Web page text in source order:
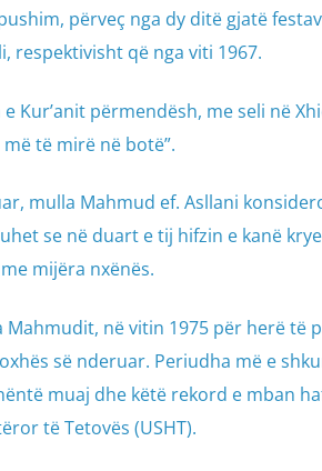
përveç nga dy ditë gjatë
respektivisht që nga viti 1967.
Kur’anit përmendësh, me seli në
të mirë në botë”.
mulla Mahmud ef. Asllani
se në duart e tij hifzin e kanë
mijëra nxënës.
në vitin 1975 për herë të
së nderuar. Periudha më e
muaj dhe këtë rekord e mban
të Tetovës (USHT).